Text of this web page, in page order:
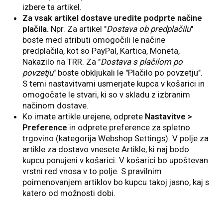
izbere ta artikel.
Za vsak artikel dostave uredite podprte načine
plačila. Npr. Za artikel "Dostava ob predplačilu"
boste med atributi omogočili le načine
predplačila, kot so PayPal, Kartica, Moneta,
Nakazilo na TRR. Za "Dostava s plačilom po
povzetju" boste obkljukali le "Plačilo po povzetju".
S temi nastavitvami usmerjate kupca v košarici in
omogočate le stvari, ki so v skladu z izbranim
načinom dostave.
Ko imate artikle urejene, odprete Nastavitve >
Preference in odprete preference za spletno
trgovino (kategorija Webshop Settings). V polje za
artikle za dostavo vnesete Artikle, ki naj bodo
kupcu ponujeni v košarici. V košarici bo upoštevan
vrstni red vnosa v to polje. S pravilnim
poimenovanjem artiklov bo kupcu takoj jasno, kaj s
katero od možnosti dobi.